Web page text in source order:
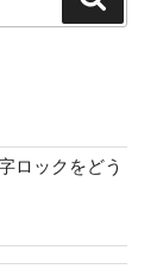
ロックをどう